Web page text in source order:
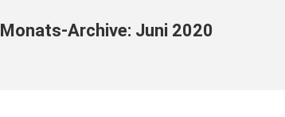
Monats-Archive: Juni 2020